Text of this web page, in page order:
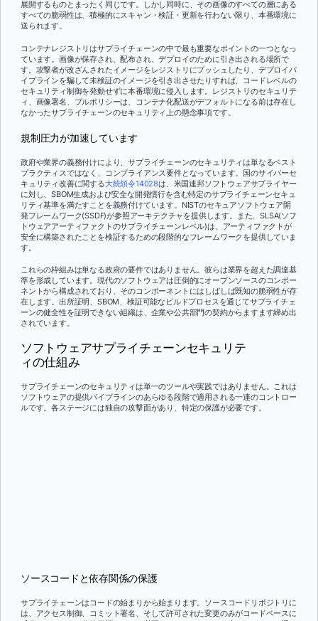
展開するものとまったく同じです。しかし同時に、その画像のすべての層にある
すべての脆弱性は、積極的にスキャン・検証・更新を行わない限り、本番環境に
送られます。
コンテナレジストリはサプライチェーンの中で最も重要なポイントの一つとなっ
ています。画像が保存され、配布され、デプロイのために引き出される場所で
す。攻撃者が改ざんされたイメージをレジストリにプッシュしたり、デプロイパ
イプラインを騙して未検証のイメージを引き出させたりすれば、コードレベルの
セキュリティ制御を発動せずに本番環境に侵入します。レジストリのセキュリテ
ィ、画像署名、プルポリシーは、コンテナ化配送がデフォルトになる前は存在し
なかったサプライチェーンのセキュリティ上の懸念事項です。
規制圧力が加速しています
政府や業界の義務付けにより、サプライチェーンのセキュリティは単なるベスト
プラクティスではなく、コンプライアンス要件となっています。国のサイバーセ
キュリティ改善に関する大統領令14028は、米国連邦ソフトウェアサプライヤー
に対し、SBOM生成および安全な開発慣行を含む特定のサプライチェーンセキュ
リティ基準を満たすことを義務付けています。NISTのセキュアソフトウェア開
発フレームワーク(SSDF)が参照アーキテクチャを提供します。また、SLSA(ソフ
トウェアアーティファクトのサプライチェーンレベル)は、アーティファクトが
安全に構築されたことを検証するための段階的なフレームワークを提供していま
す。
これらの枠組みは単なる政府の要件ではありません。彼らは業界を超えた調達基
準を形成しています。現代のソフトウェアは圧倒的にオープンソースのコンポー
ネントから構成されており、そのコンポーネントにはしばしば既知の脆弱性が存
在します。出所証明、SBOM、検証可能なビルドプロセスを通じてサプライチェ
ーンの健全性を証明できない組織は、企業や公共部門の契約からますます締め出
されています。
ソフトウェアサプライチェーンセキュリテ
ィの仕組み
サプライチェーンのセキュリティは単一のツールや実践ではありません。これは
ソフトウェアの提供パイプラインのあらゆる段階で適用される一連のコントロー
ルです。各ステージには独自の攻撃面があり、特定の保護が必要です。
ソースコードと依存関係の保護
サプライチェーンはコードの始まりから始まります。ソースコードリポジトリに
は、アクセス制御、コミット署名、そして許可された変更のみがコードベースに